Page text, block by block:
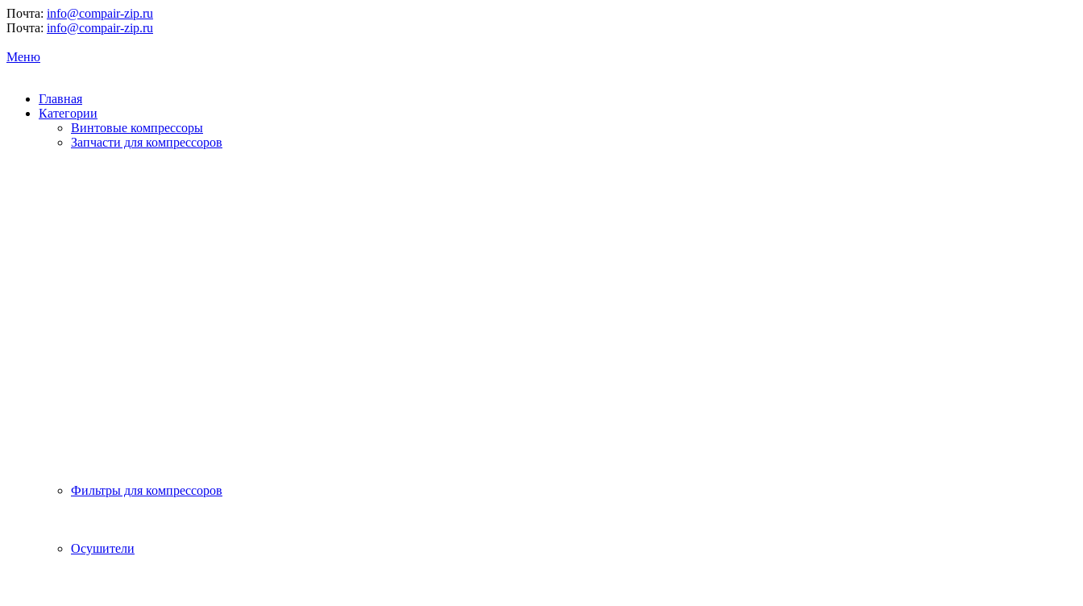
Почта: info@compair-zip.ru
Почта: info@compair-zip.ru
Меню
Главная
Категории
Винтовые компрессоры
Запчасти для компрессоров
Фильтры для компрессоров
Осушители